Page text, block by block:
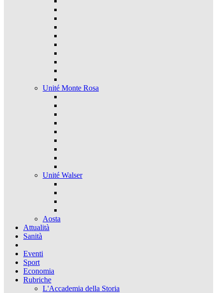
Unité Monte Rosa
Unité Walser
Aosta
Attualità
Sanità
Eventi
Sport
Economia
Rubriche
L'Accademia della Storia